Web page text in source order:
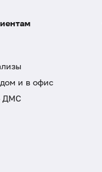
и в офис
ДМС